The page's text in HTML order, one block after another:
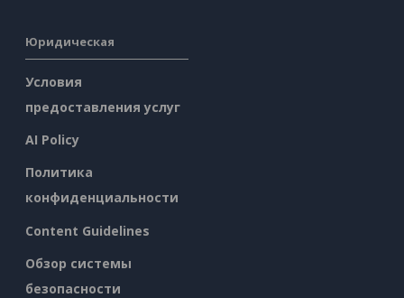
Юридическая
Условия
предоставления услуг
AI Policy
Политика
конфиденциальности
Content Guidelines
Обзор системы
безопасности